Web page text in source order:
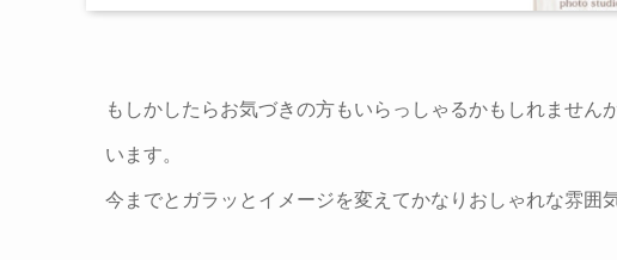
もしかしたらお気づきの方もいらっしゃるかもしれませ
います。
今までとガラッとイメージを変えてかなりおしゃれな雰囲